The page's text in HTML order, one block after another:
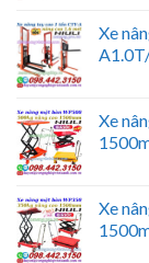
Xe
Xe
Xe